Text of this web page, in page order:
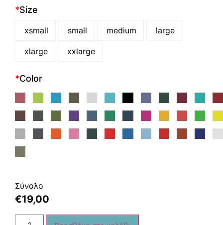
*Size
xsmall small medium large
xlarge xxlarge
*Color
Σύνολο
€19,00